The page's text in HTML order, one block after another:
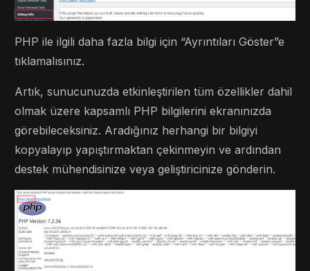
PHP ile ilgili daha fazla bilgi için “Ayrıntıları Göster”e
tıklamalısınız.
Artık, sunucunuzda etkinleştirilen tüm özellikler dahil
olmak üzere kapsamlı PHP bilgilerini ekranınızda
görebileceksiniz. Aradığınız herhangi bir bilgiyi
kopyalayıp yapıştırmaktan çekinmeyin ve ardından
destek mühendisinize veya geliştiricinize gönderin.